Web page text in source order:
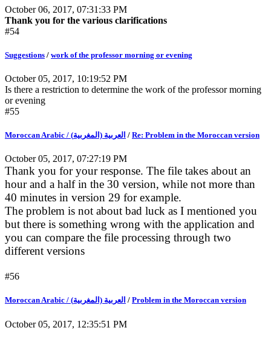
October 06, 2017, 07:31:33 PM
Thank you for the various clarifications
#54
Suggestions / work of the professor morning or evening
October 05, 2017, 10:19:52 PM
Is there a restriction to determine the work of the professor morning
or evening
#55
Moroccan Arabic / (العربية (المغربية / Re: Problem in the Moroccan version
October 05, 2017, 07:27:19 PM
Thank you for your response. The file takes about an
hour and a half in the 30 version, while not more than
40 minutes in version 29 for example.
The problem is not about bad luck as I mentioned you
but there is something wrong with the application and
you can compare the file processing through two
different versions
#56
Moroccan Arabic / (العربية (المغربية / Problem in the Moroccan version
October 05, 2017, 12:35:51 PM